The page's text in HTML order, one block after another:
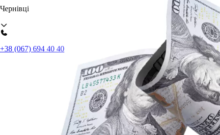
Чернівці
+38 (067) 694 40 40